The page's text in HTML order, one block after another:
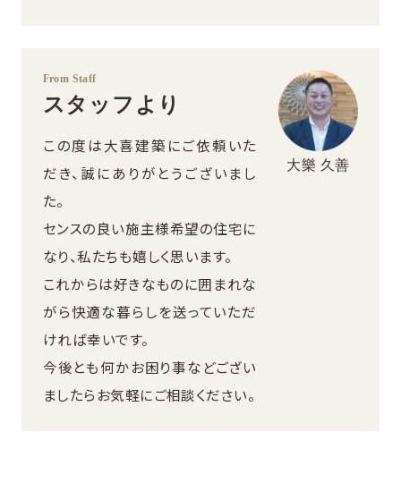
大樂 久善
From Staff
スタッフより
この度は大喜建築にご依頼いた
だき、誠にありがとうございまし
た。
センスの良い施主様希望の住宅に
なり、私たちも嬉しく思います。
これからは好きなものに囲まれな
がら快適な暮らしを送っていただ
ければ幸いです。
今後とも何かお困り事などござい
ましたらお気軽にご相談ください。